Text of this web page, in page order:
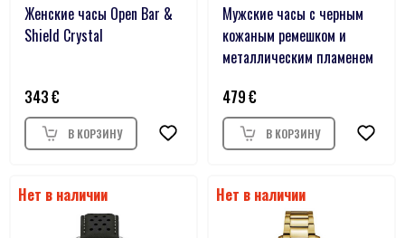
Женские часы Open Bar &
Shield Crystal
343
Мужские часы с черным
кожаным ремешком и
металлическим пламенем
479